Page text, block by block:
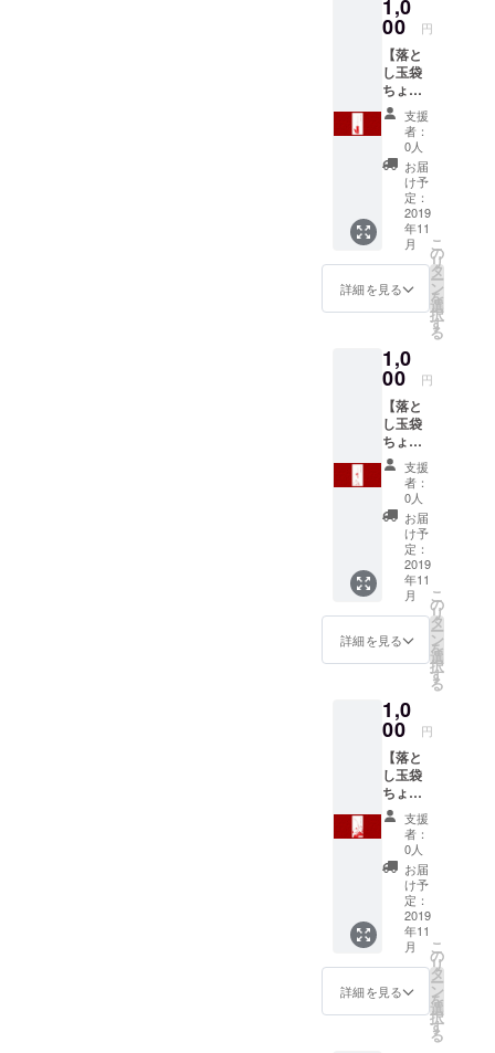
1,0
00 円
【落と
し玉袋
ちょう
だい！
いぬ
コー
ス】 ・
感謝の
お手紙
または
メール
※1 ・ご
支援い
ただい
たあな
たのお
を、ブ
ログや
Twitter
などに
掲載 ※2
・落と
し玉袋
いぬ 5
希望の
リター
ンをオ
プショ
ンにて
お選び
くださ
い。
先に
て、お
手紙の
受け取
りをご
希望の
場合
「メー
ル」：
メール
アドレ
スに
て、
メール
の受信
をご希
望の場
合 ※2 お
支援
者：
0人
お届
け予
定：
2019
年11
月
詳細を見る
こ
の
リ
タ
ー
ン
を
選
択
す
る
1,0
00 円
【落と
し玉袋
ちょう
だい！
うさぎ
コー
ス】 ・
感謝の
お手紙
または
メール
※1 ・ご
支援い
ただい
たあな
たのお
を、ブ
ログや
Twitter
などに
掲載 ※2
・落と
し玉袋
うさぎ
5枚 ※1
ご希望
のリ
ターン
をオプ
ション
にてお
選びく
ださ
支援
者：
0人
お届
け予
定：
2019
年11
月
詳細を見る
こ
の
リ
タ
ー
ン
を
選
択
す
る
1,0
00 円
【落と
し玉袋
ちょう
だい！
ぱんだ
コー
ス】 ・
感謝の
お手紙
または
メール
※1 ・ご
支援い
ただい
たあな
たのお
支援
者：
0人
お届
け予
定：
2019
年11
月
詳細を見る
こ
の
リ
タ
ー
ン
を
選
択
す
る